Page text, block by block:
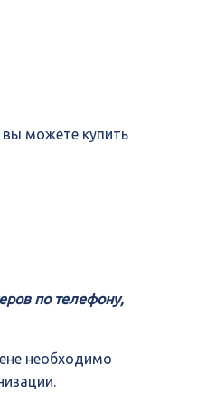
можете купить
по телефону,
необходимо